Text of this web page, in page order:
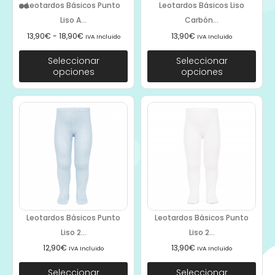
Leotardos Básicos Punto
Liso A...
13,90€ - 18,90€ IVA Incluido
Seleccionar
opciones
Leotardos Básicos Liso
Carbón...
13,90€ IVA Incluido
Seleccionar
opciones
Leotardos Básicos Punto
Liso 2...
12,90€ IVA Incluido
Seleccionar
Leotardos Básicos Punto
Liso 2...
13,90€ IVA Incluido
Seleccionar